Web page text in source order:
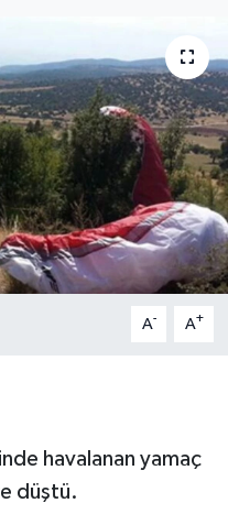
A- A+
havalanan yamaç
düştü.